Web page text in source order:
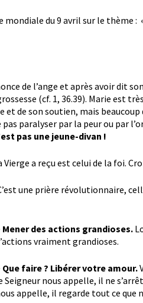
du 9 avril sur le thème :
de l’ange et après avoir dit
(cf. 1, 36.39). Marie est
et de son soutien, mais
paralyser par la peur ou par
pas une jeune-divan !
Vierge a reçu est celui de la foi.
une prière révolutionnaire,
Mener des actions grandioses.
vraiment grandioses.
Que faire ? Libérer votre amour.
Seigneur nous appelle, il ne
appelle, il regarde tout ce que